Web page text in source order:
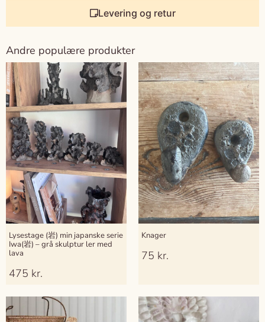
Levering og retur
Andre populære produkter
Lysestage (岩) min japanske serie
Iwa(岩) – grå skulptur ler med
lava
475 kr.
Knager
75 kr.